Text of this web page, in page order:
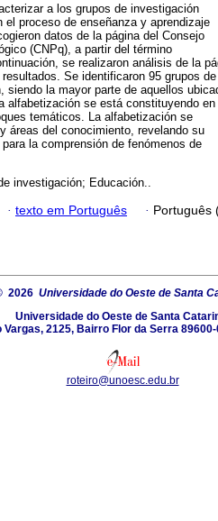
a los grupos de investigación
proceso de enseñanza y aprendizaje
datos de la página del Consejo
(CNPq), a partir del término
se realizaron análisis de la
Se identificaron 95 grupos de
la mayor parte de aquellos
alfabetización se está constituyendo en
temáticos. La alfabetización se
áreas del conocimiento, revelando su
la comprensión de fenómenos de
investigación; Educación..
· texto em Português · Português
2026 Universidade do Oeste de Santa
Universidade do Oeste de Santa
Vargas, 2125, Bairro Flor da Serra
roteiro@unoesc.edu.br